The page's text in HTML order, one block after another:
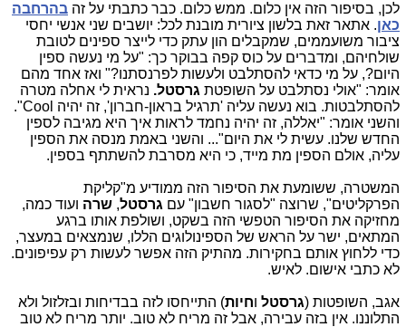
לכן, בסיפור הזה אין כלום. ממש כלום. כבר כתבתי על זה בהרחבה
כאן. אתאר זאת בלשון ציורית מובנת לכל: יושבים שני אנשי יחסי
ציבור משועממים, שמקבלים הון עתק כדי לייצר ספינים לטובת
שולחיהם, ומדברים על כוס קפה בבוקר כך: "על מי נעשה ספין
היום?, על מי כדאי להסתלבט ולעשות לפרנסתנו?" ואז אחד מהם
אומר: "אולי נסתלבט על השופטת גרסטל. נראית לי אחלה מטרה
להסתלבטות. בוא נעשה עליה 'תרגיל בראון-חברון', זה יהיה Cool".
והשני אומר: "יאללה, זה יהיה נחמד לראות איך היא מגיבה לספין
החדש שלנו. עשית לי את היום"... והשני באמת מנסה את הספין
עליה, אולם הספין מת מייד, כי היא מסרבת להשתתף בספין.
המשטרה, ששומעת את הסיפור הזה ממודיע מ"קליקת
הפרקליטים", שרוצה "לסגור חשבון" עם גרסטל, שרה ועוד כמה,
מחזיקה את הסיפור הטפשי הזה בשקט, ושולפת אותו ברגע
המתאים, ישר על הראש של הספינולוגים הללו, שנמצאים במעצר,
כדי ללחוץ אותם בחקירות. מהתיק הזה אפשר לעשות רק עפיפונים.
לא כתבי אישום. לאיש.
אגב, השופטות (גרסטל וחיות) התייחסו לזה בבדיחות ובזלזול ולא
התלוננו. אין בזה עבירה, אבל זה מריח לא טוב. יותר מריח לא טוב